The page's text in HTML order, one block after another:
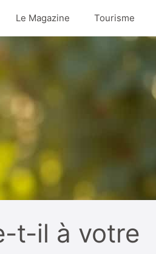
Le Magazine Tourisme
t-il à votre